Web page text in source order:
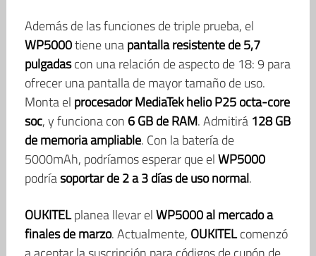
Además de las funciones de triple prueba, el
WP5000tiene unapantalla resistente de 5,7
pulgadascon una relación de aspecto de 18: 9 para
ofrecer una pantalla de mayor tamaño de uso.
Monta el procesador MediaTek helio P25 octa-core
soc, y funciona con 6 GB de RAM. Admitirá 128 GB
de memoria ampliable. Con la batería de
5000mAh, podríamos esperar que elWP5000
podríasoportar de 2 a 3 días de uso normal.
OUKITELplanea llevar elWP5000 al mercado a
finales de marzo. Actualmente, OUKITELcomenzó